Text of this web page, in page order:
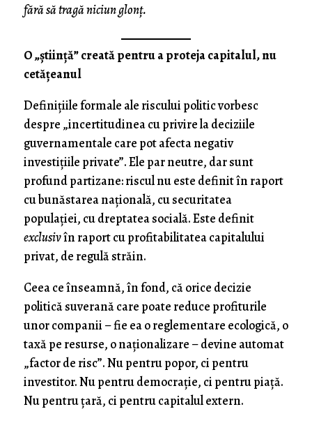
fără să tragă niciun glonț.
O „știință” creată pentru a proteja capitalul, nu
cetățeanul
Definițiile formale ale riscului politic vorbesc
despre „incertitudinea cu privire la deciziile
guvernamentale care pot afecta negativ
investițiile private”. Ele par neutre, dar sunt
profund partizane: riscul nu este definit în raport
cu bunăstarea națională, cu securitatea
populației, cu dreptatea socială. Este definit
exclusivîn raport cu profitabilitatea capitalului
privat, de regulă străin.
Ceea ce înseamnă, în fond, că orice decizie
politică suverană care poate reduce profiturile
unor companii – fie ea o reglementare ecologică, o
taxă pe resurse, o naționalizare – devine automat
„factor de risc”. Nu pentru popor, ci pentru
investitor. Nu pentru democrație, ci pentru piață.
Nu pentru țară, ci pentru capitalul extern.